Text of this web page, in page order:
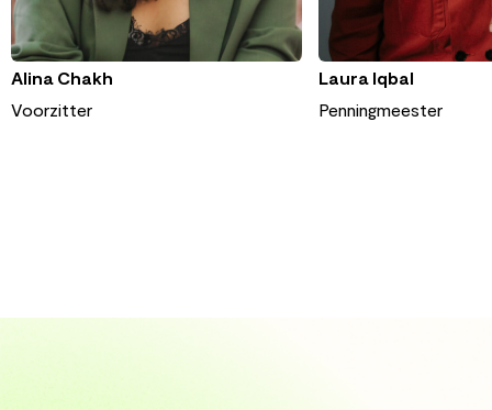
Alina Chakh
Voorzitter
Laura Iqbal
Penningmeester